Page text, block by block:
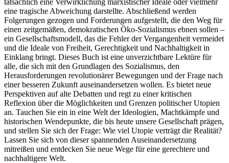
eine tragische Abweichung darstellte. Abschließend werden
Folgerungen gezogen und Forderungen aufgestellt, die den Weg für
einen zeitgemäßen, demokratischen Öko-Sozialismus ebnen sollen –
ein Gesellschaftsmodell, das die Fehler der Vergangenheit vermeidet
und die Ideale von Freiheit, Gerechtigkeit und Nachhaltigkeit in
Einklang bringt. Dieses Buch ist eine unverzichtbare Lektüre für
alle, die sich mit den Grundlagen des Sozialismus, den
Herausforderungen revolutionärer Bewegungen und der Frage nach
einer besseren Zukunft auseinandersetzen wollen. Es bietet neue
Perspektiven auf alte Debatten und regt zu einer kritischen
Reflexion über die Möglichkeiten und Grenzen politischer Utopien
an. Tauchen Sie ein in eine Welt der Ideologien, Machtkämpfe und
historischen Wendepunkte, die bis heute unsere Gesellschaft prägen,
und stellen Sie sich der Frage: Wie viel Utopie verträgt die Realität?
Lassen Sie sich von dieser spannenden Auseinandersetzung
mitreißen und entdecken Sie neue Wege für eine gerechtere und
nachhaltigere Welt.